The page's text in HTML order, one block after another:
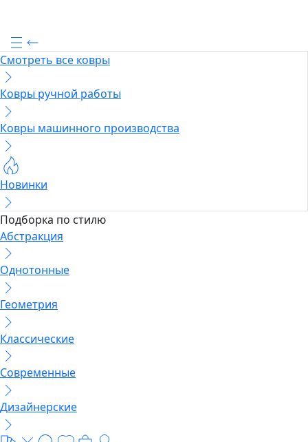
Смотреть все ковры
Ковры ручной работы
Ковры машинного производства
Новинки
Подборка по стилю
Абстракция
Однотонные
Геометрия
Классические
Современные
Дизайнерские